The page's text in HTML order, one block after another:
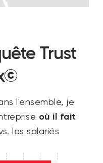
Trust
l'ensemble, je
où il fait
les salariés